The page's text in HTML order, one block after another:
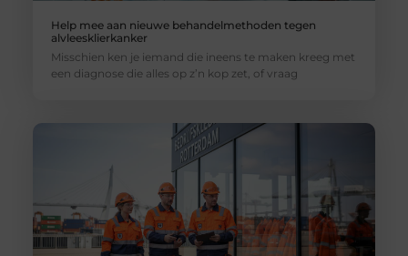
Help mee aan nieuwe behandelmethoden tegen
alvleesklierkanker
Misschien ken je iemand die ineens te maken kreeg met
een diagnose die alles op z’n kop zet, of vraag